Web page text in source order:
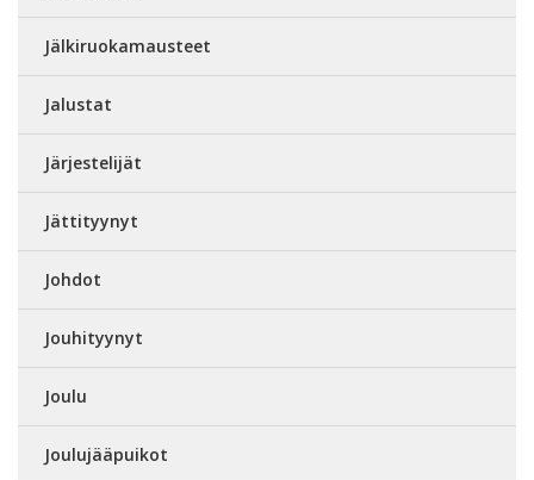
Jälkiruokamausteet
Jalustat
Järjestelijät
Jättityynyt
Johdot
Jouhityynyt
Joulu
Joulujääpuikot